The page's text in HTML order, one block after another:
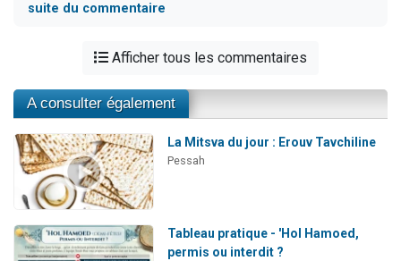
suite du commentaire
Afficher tous les commentaires
A consulter également
La Mitsva du jour : Erouv Tavchiline
Pessah
Tableau pratique - 'Hol Hamoed,
permis ou interdit ?